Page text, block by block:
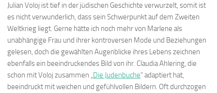
Julian Voloj ist tief in der jüdischen Geschichte verwurzelt, somit ist
es nicht verwunderlich, dass sein Schwerpunkt auf dem Zweiten
Weltkrieg liegt. Gerne hätte ich noch mehr von Marlene als
unabhängige Frau und ihrer kontroversen Mode und Beziehungen
gelesen, doch die gewählten Augenblicke ihres Lebens zeichnen
ebenfalls ein beeindruckendes Bild von ihr. Claudia Ahlering, die
schon mit Voloj zusammen „Die Judenbuche“ adaptiert hat,
beeindruckt mit weichen und gefühlvollen Bildern. Oft durchzogen